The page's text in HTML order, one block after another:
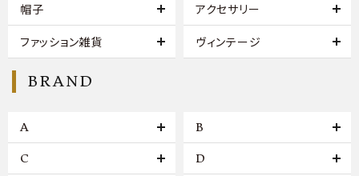
帽子 アクセサリー
ファッション雑貨 ヴィンテージ
BRAND
A B
C D